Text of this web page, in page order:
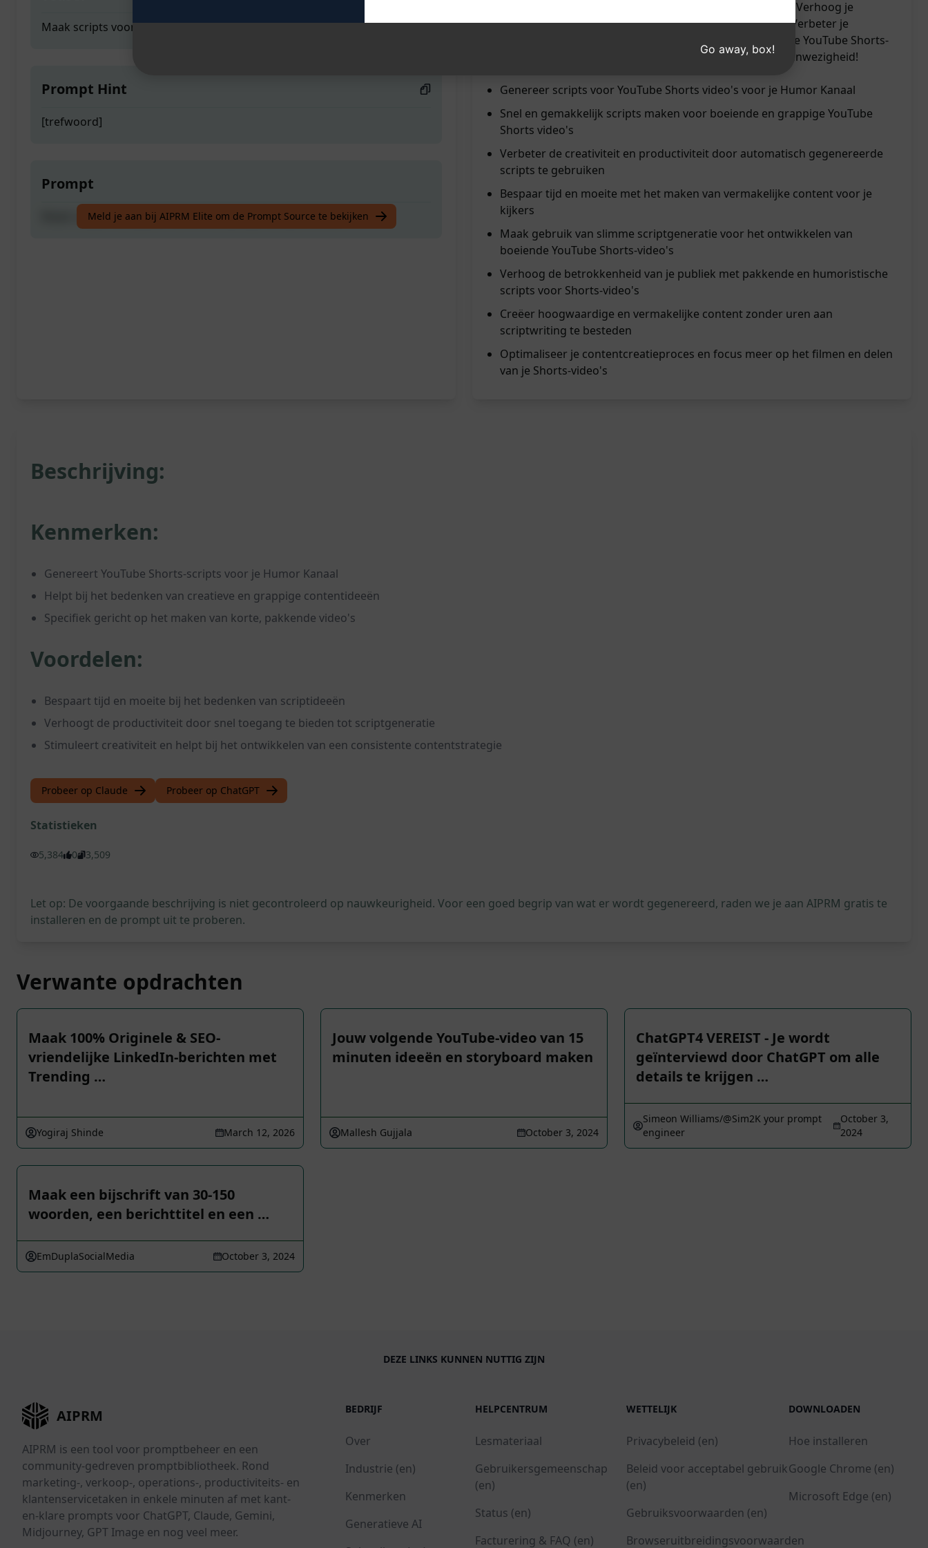
Maak scripts voor jouw Humor Kanaal op Youtube Shorts.
Prompt Hint
[trefwoord]
Prompt
Maak scripts voor jouw Humor Kanaal op Youtube Shorts.
Meld je aan bij AIPRM Elite om de Prompt Source te bekijken
creativiteit stromen en maak moeiteloos pakkende scripts. Verhoog je
kijkersaantallen en betrokkenheid met deze handige tool. Verbeter je
contentstrategie en maak indruk met grappige en boeiende YouTube Shorts-
video's. Probeer deze generator nu en versterk je online aanwezigheid!
Genereer scripts voor YouTube Shorts video's voor je Humor Kanaal
Snel en gemakkelijk scripts maken voor boeiende en grappige YouTube
Shorts video's
Verbeter de creativiteit en productiviteit door automatisch gegenereerde
scripts te gebruiken
Bespaar tijd en moeite met het maken van vermakelijke content voor je
kijkers
Maak gebruik van slimme scriptgeneratie voor het ontwikkelen van
boeiende YouTube Shorts-video's
Verhoog de betrokkenheid van je publiek met pakkende en humoristische
scripts voor Shorts-video's
Creëer hoogwaardige en vermakelijke content zonder uren aan
scriptwriting te besteden
Optimaliseer je contentcreatieproces en focus meer op het filmen en delen
van je Shorts-video's
Beschrijving:
Kenmerken:
Genereert YouTube Shorts-scripts voor je Humor Kanaal
Helpt bij het bedenken van creatieve en grappige contentideeën
Specifiek gericht op het maken van korte, pakkende video's
Voordelen:
Bespaart tijd en moeite bij het bedenken van scriptideeën
Verhoogt de productiviteit door snel toegang te bieden tot scriptgeneratie
Stimuleert creativiteit en helpt bij het ontwikkelen van een consistente contentstrategie
Probeer op Claude Probeer op ChatGPT
Statistieken
5,384 0 3,509
Let op: De voorgaande beschrijving is niet gecontroleerd op nauwkeurigheid. Voor een goed begrip van wat er wordt gegenereerd, raden we je aan AIPRM gratis te
installeren en de prompt uit te proberen.
Verwante opdrachten
Maak 100% Originele & SEO-
vriendelijke LinkedIn-berichten met
Trending …
Yogiraj Shinde March 12, 2026
Jouw volgende YouTube-video van 15
minuten ideeën en storyboard maken
Mallesh Gujjala October 3, 2024
ChatGPT4 VEREIST - Je wordt
geïnterviewd door ChatGPT om alle
details te krijgen …
Simeon Williams/@Sim2K your prompt
engineer
October 3,
2024
Maak een bijschrift van 30-150
woorden, een berichttitel en een …
EmDuplaSocialMedia October 3, 2024
DEZE LINKS KUNNEN NUTTIG ZIJN
AIPRM
AIPRM is een tool voor promptbeheer en een
community-gedreven promptbibliotheek. Rond
marketing-, verkoop-, operations-, productiviteits- en
klantenservicetaken in enkele minuten af met kant-
en-klare prompts voor ChatGPT, Claude, Gemini,
Midjourney, GPT Image en nog veel meer.
BEDRIJF
Over
Industrie (en)
Kenmerken
Generatieve AI
HELPCENTRUM
Lesmateriaal
Gebruikersgemeenschap
(en)
Status (en)
Facturering & FAQ (en)
WETTELIJK
Privacybeleid (en)
Beleid voor acceptabel gebruik
(en)
Gebruiksvoorwaarden (en)
Browseruitbreidingsvoorwaarden
DOWNLOADEN
Hoe installeren
Google Chrome (en)
Microsoft Edge (en)
Go away, box!